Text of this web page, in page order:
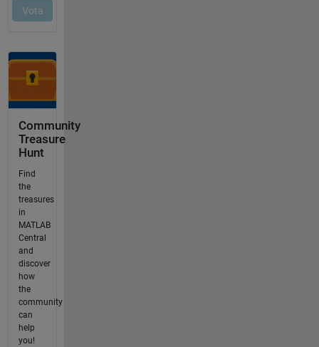
Community
Treasure
Hunt
Find
the
treasures
in
MATLAB
Central
and
discover
how
the
community
can
help
you!